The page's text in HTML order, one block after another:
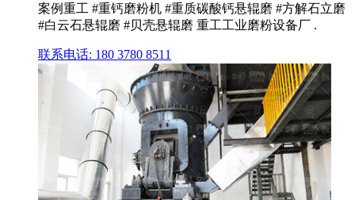
案例重工 #重钙磨粉机 #重质碳酸钙悬辊磨 #方解石立磨
#白云石悬辊磨 #贝壳悬辊磨 重工工业磨粉设备厂 .
联系电话: 180 3780 8511